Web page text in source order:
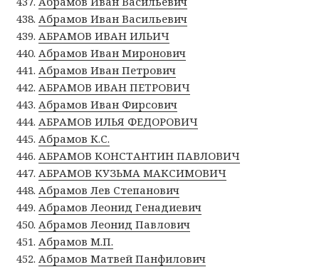
Абрамов Иван Васильевич
АБРАМОВ ИВАН ИЛЬИЧ
Абрамов Иван Миронович
Абрамов Иван Петрович
АБРАМОВ ИВАН ПЕТРОВИЧ
Абрамов Иван Фирсович
АБРАМОВ ИЛЬЯ ФЕДОРОВИЧ
Абрамов К.С.
АБРАМОВ КОНСТАНТИН ПАВЛОВИЧ
АБРАМОВ КУЗЬМА МАКСИМОВИЧ
Абрамов Лев Степанович
Абрамов Леонид Генадиевич
Абрамов Леонид Павлович
Абрамов М.П.
Абрамов Матвей Панфилович